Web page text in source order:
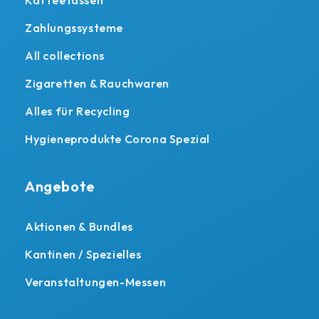
Zahlungssysteme
All collections
Zigaretten & Rauchwaren
Alles für Recycling
Hygieneprodukte Corona Spezial
Angebote
Aktionen & Bundles
Kantinen / Spezielles
Veranstaltungen-Messen